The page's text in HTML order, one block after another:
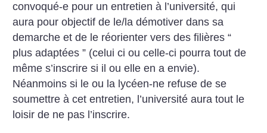
convoqué-e pour un entretien à l’université, qui
aura pour objectif de le/la démotiver dans sa
demarche et de le réorienter vers des filières “
plus adaptées ” (celui ci ou celle-ci pourra tout de
même s’inscrire si il ou elle en a envie).
Néanmoins si le ou la lycéen-ne refuse de se
soumettre à cet entretien, l’université aura tout le
loisir de ne pas l’inscrire.